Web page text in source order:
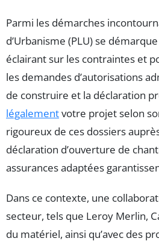
Parmi les démarches
d’Urbanisme (PLU) se
éclairant sur les contraintes et
les demandes d’autorisations
de construire et la déclaration
légalementvotre projet selon
rigoureux de ces dossiers
déclaration d’ouverture de
assurances adaptées
Dans ce contexte, une
secteur, tels que Leroy Merlin,
du matériel, ainsi qu’avec des